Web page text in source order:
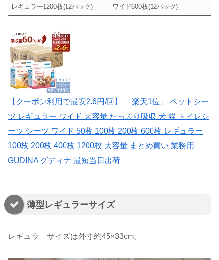
レギュラー1200枚(12パック)
ワイド600枚(12パック)
【クーポン利用で最安2.6円/回】 「楽天1位」 ペットシー
ツ レギュラー ワイド 大容量 たっぷり吸収 犬 猫 トイレシ
ーツ シーツ ワイド 50枚 100枚 200枚 600枚 レギュラー
100枚 200枚 400枚 1200枚 大容量 まとめ買い 業務用
GUDINA グディナ 最短当日出荷
薄型レギュラーサイズ
レギュラーサイズは外寸約45×33cm。